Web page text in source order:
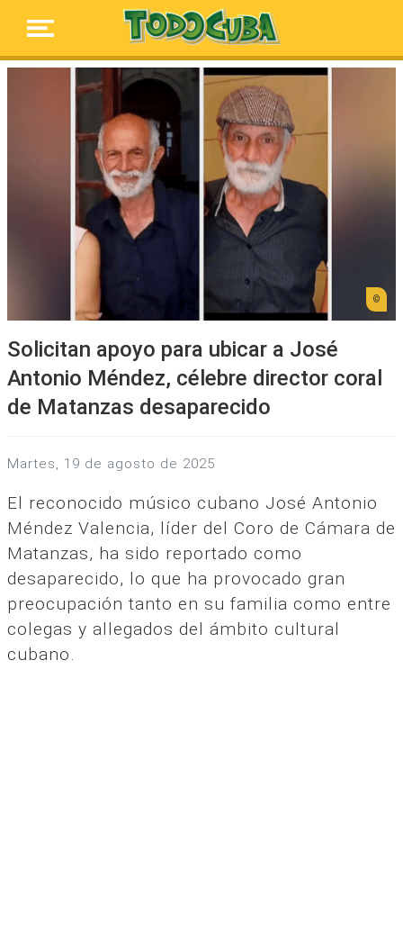
Solicitan apoyo para ubicar a José
Antonio Méndez, célebre director coral
de Matanzas desaparecido
martes, 19 de agosto de 2025
El reconocido músico cubano José Antonio
Méndez Valencia, líder del Coro de Cámara de
Matanzas, ha sido reportado como
desaparecido, lo que ha provocado gran
preocupación tanto en su familia como entre
colegas y allegados del ámbito cultural
cubano.